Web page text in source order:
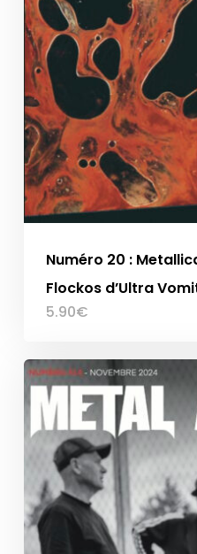
Numéro 20 :
Flockos d’Ultra
5.90€